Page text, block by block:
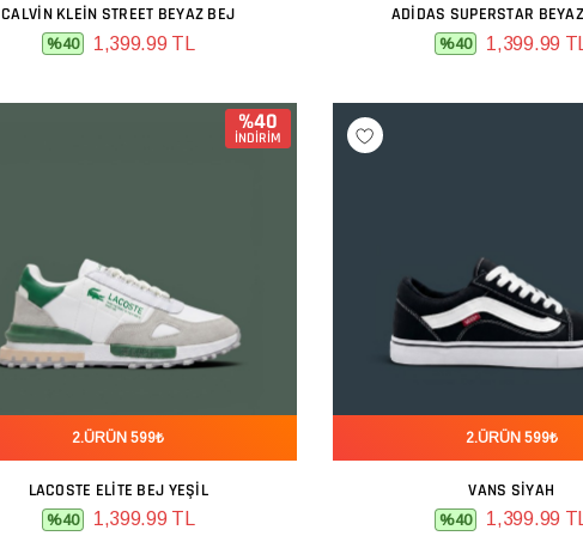
SEPETE EKLE
CALVIN KLEIN STREET BEYAZ BEJ
%40 1,399.99 TL
SEPETE EKLE
ADIDAS SUPERSTAR
%40 1,399.99 TL
%40
İNDİRİM
2.ÜRÜN 599₺
SEPETE EKLE
LACOSTE ELITE BEJ YEŞIL
%40 1,399.99 TL
2.ÜRÜN 599₺
SEPETE EKLE
VANS SIYAH
%40 1,399.99 TL